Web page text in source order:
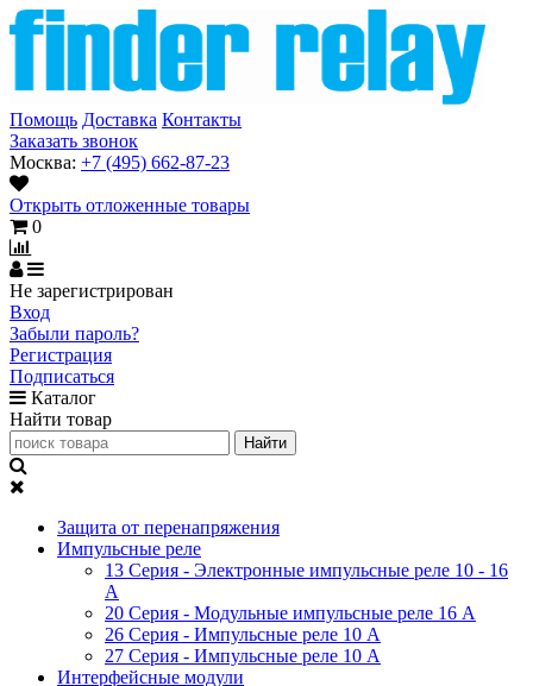
Помощь Доставка Контакты
Заказать звонок
Москва: +7 (495) 662-87-23
Открыть отложенные товары
0
Не зарегистрирован
Вход
Забыли пароль?
Регистрация
Подписаться
Каталог
Найти товар
Защита от перенапряжения
Импульсные реле
13 Серия - Электронные импульсные реле 10 - 16
A
20 Серия - Модульные импульсные реле 16 A
26 Серия - Импульсные реле 10 A
27 Серия - Импульсные реле 10 A
Интерфейсные модули